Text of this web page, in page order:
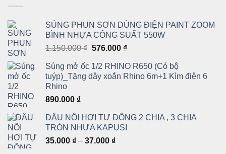
SÚNG PHUN SƠN DÙNG ĐIỆN PAINT ZOOM
BÌNH NHỰA CÔNG SUẤT 550W
1.150.000₫ Giá
là:
1.150.000 ₫.
576.000 ₫Giá
tại
là:
Súng mở ốc 1/2 RHINO R650 (Có bộ
tuýp)_Tặng dây xoắn Rhino 6m+1 Kìm điện 6
Rhino
890.000 ₫
ĐẦU NỐI HƠI TỰ ĐỘNG 2 CHIA , 3 CHIA
TRÒN NHỰA KAPUSI
35.000 ₫ – 37.000 ₫Khoảng